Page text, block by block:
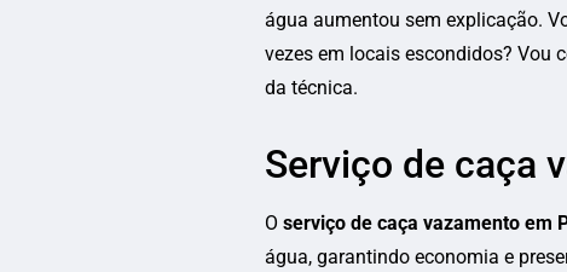
água aumentou sem explicação.
vezes em locais escondidos? Vou
da técnica.
Serviço de caça
O serviço de caça vazamento em
água, garantindo economia e